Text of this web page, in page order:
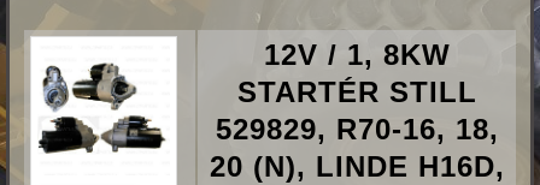
12V / 1, 8KW
STARTÉR STILL
529829, R70-16, 18,
20 (N), LINDE H16D,